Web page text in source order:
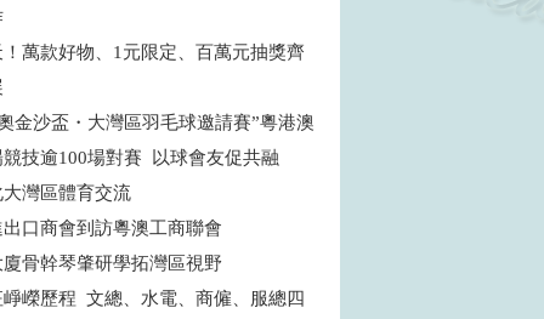
萬款好物、1元限定、百萬元抽獎齊
金沙盃・大灣區羽毛球邀請賽”粵港澳
競技逾100場對賽 以球會友促共融
灣區體育交流
口商會到訪粵澳工商聯會
骨幹琴肇研學拓灣區視野
嶸歷程 文總、水電、商僱、服總四